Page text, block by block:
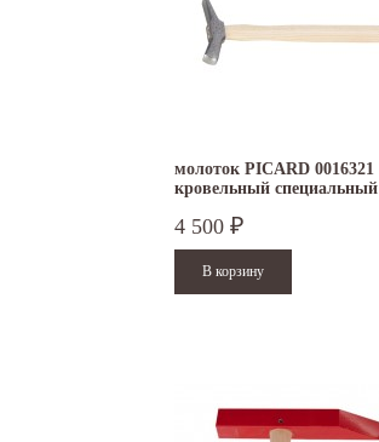
молоток PICARD 0016321
кровельный специальный
4 500 ₽